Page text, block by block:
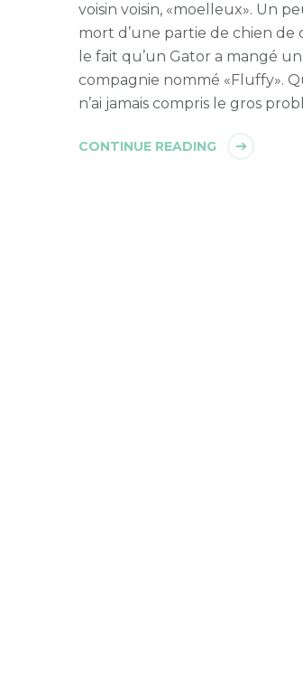
voisin voisin, «moelleux». Un
mort d’une partie de chien de
le fait qu’un Gator a mangé
compagnie nommé «Fluffy».
n’ai jamais compris le gros
CONTINUE READING